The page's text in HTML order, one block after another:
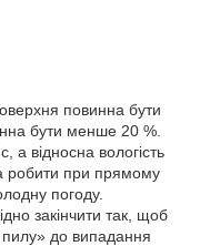
повинна бути
бути менше 20 %.
відносна вологість
робити при прямому
погоду.
закінчити так, щоб
пилу» до випадання